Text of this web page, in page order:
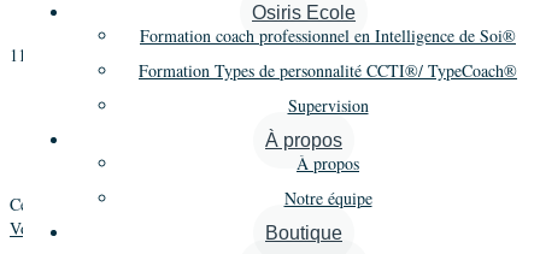
Osiris Ecole
Formation coach professionnel en Intelligence de Soi®
Formation Types de personnalité CCTI®/ TypeCoach®
Supervision
À propos
À propos
Notre équipe
Boutique
11 février 2021
Distanciel
Formation Types de personnalité CCTI® – Promo 1 – Session 2
Distanciel
Cette session fait partie du cursus de la
4e promode la
Voir toutes les dates de la 4e promo